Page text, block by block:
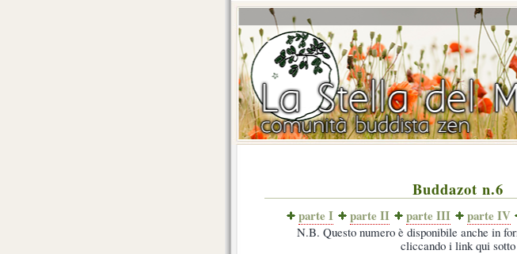
Buddazot n.6
parte I parte II parte III parte IV
N.B. Questo numero è disponibile anche in
cliccando i link qui sotto